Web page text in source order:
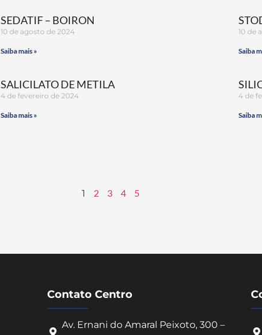
SEDATIF – BOIRON
10 de agosto de 2024
Saiba mais »
10 de
Saiba
SALICILATO DE METILA
4 de fevereiro de 2024
Saiba mais »
4 de
Saiba
1 2 3 4 5
Contato Centro
Av. Ernani do Amaral Peixoto, 300 –